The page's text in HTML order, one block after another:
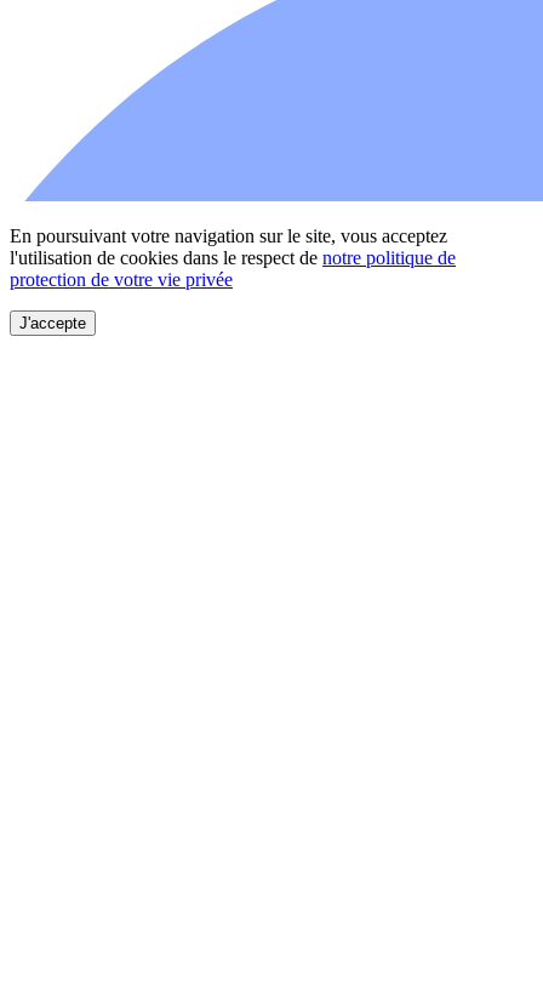
En poursuivant votre navigation sur le site, vous acceptez
l'utilisation de cookies dans le respect de notre politique de
protection de votre vie privée
J'accepte